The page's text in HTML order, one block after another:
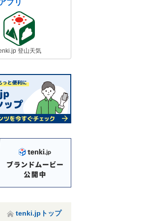
プリ
登山天気
tenki.jpトップ